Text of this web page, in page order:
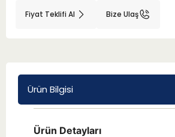
Fiyat Teklifi Al Bize Ulaş
Ürün Bilgisi
Ürün Detayları